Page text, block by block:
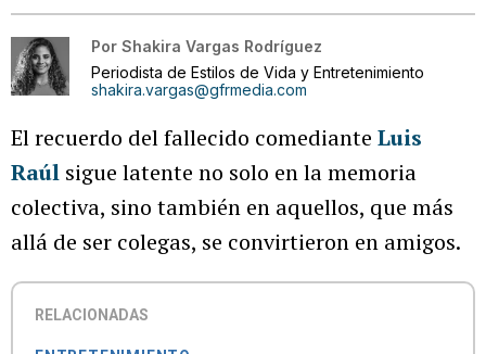
Por Shakira Vargas Rodríguez
Periodista de Estilos de Vida y Entretenimiento
shakira.vargas@gfrmedia.com
El recuerdo del fallecido comediante Luis
Raúl sigue latente no solo en la memoria
colectiva, sino también en aquellos, que más
allá de ser colegas, se convirtieron en amigos.
RELACIONADAS